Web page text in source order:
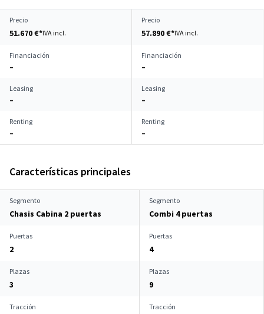
Precio
51.670 €*IVA incl.
Precio
57.890 €*IVA incl.
Financiación
–
Financiación
–
Leasing
–
Leasing
–
Renting
–
Renting
–
Características principales
Segmento
Chasis Cabina 2 puertas
Segmento
Combi 4 puertas
Puertas
2
Puertas
4
Plazas
3
Plazas
9
Tracción Tracción